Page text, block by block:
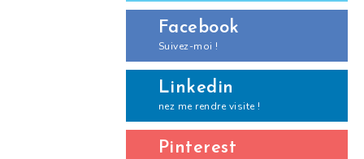
Facebook
Suivez-moi !
Linkedin
nez me rendre visite !
Pinterest